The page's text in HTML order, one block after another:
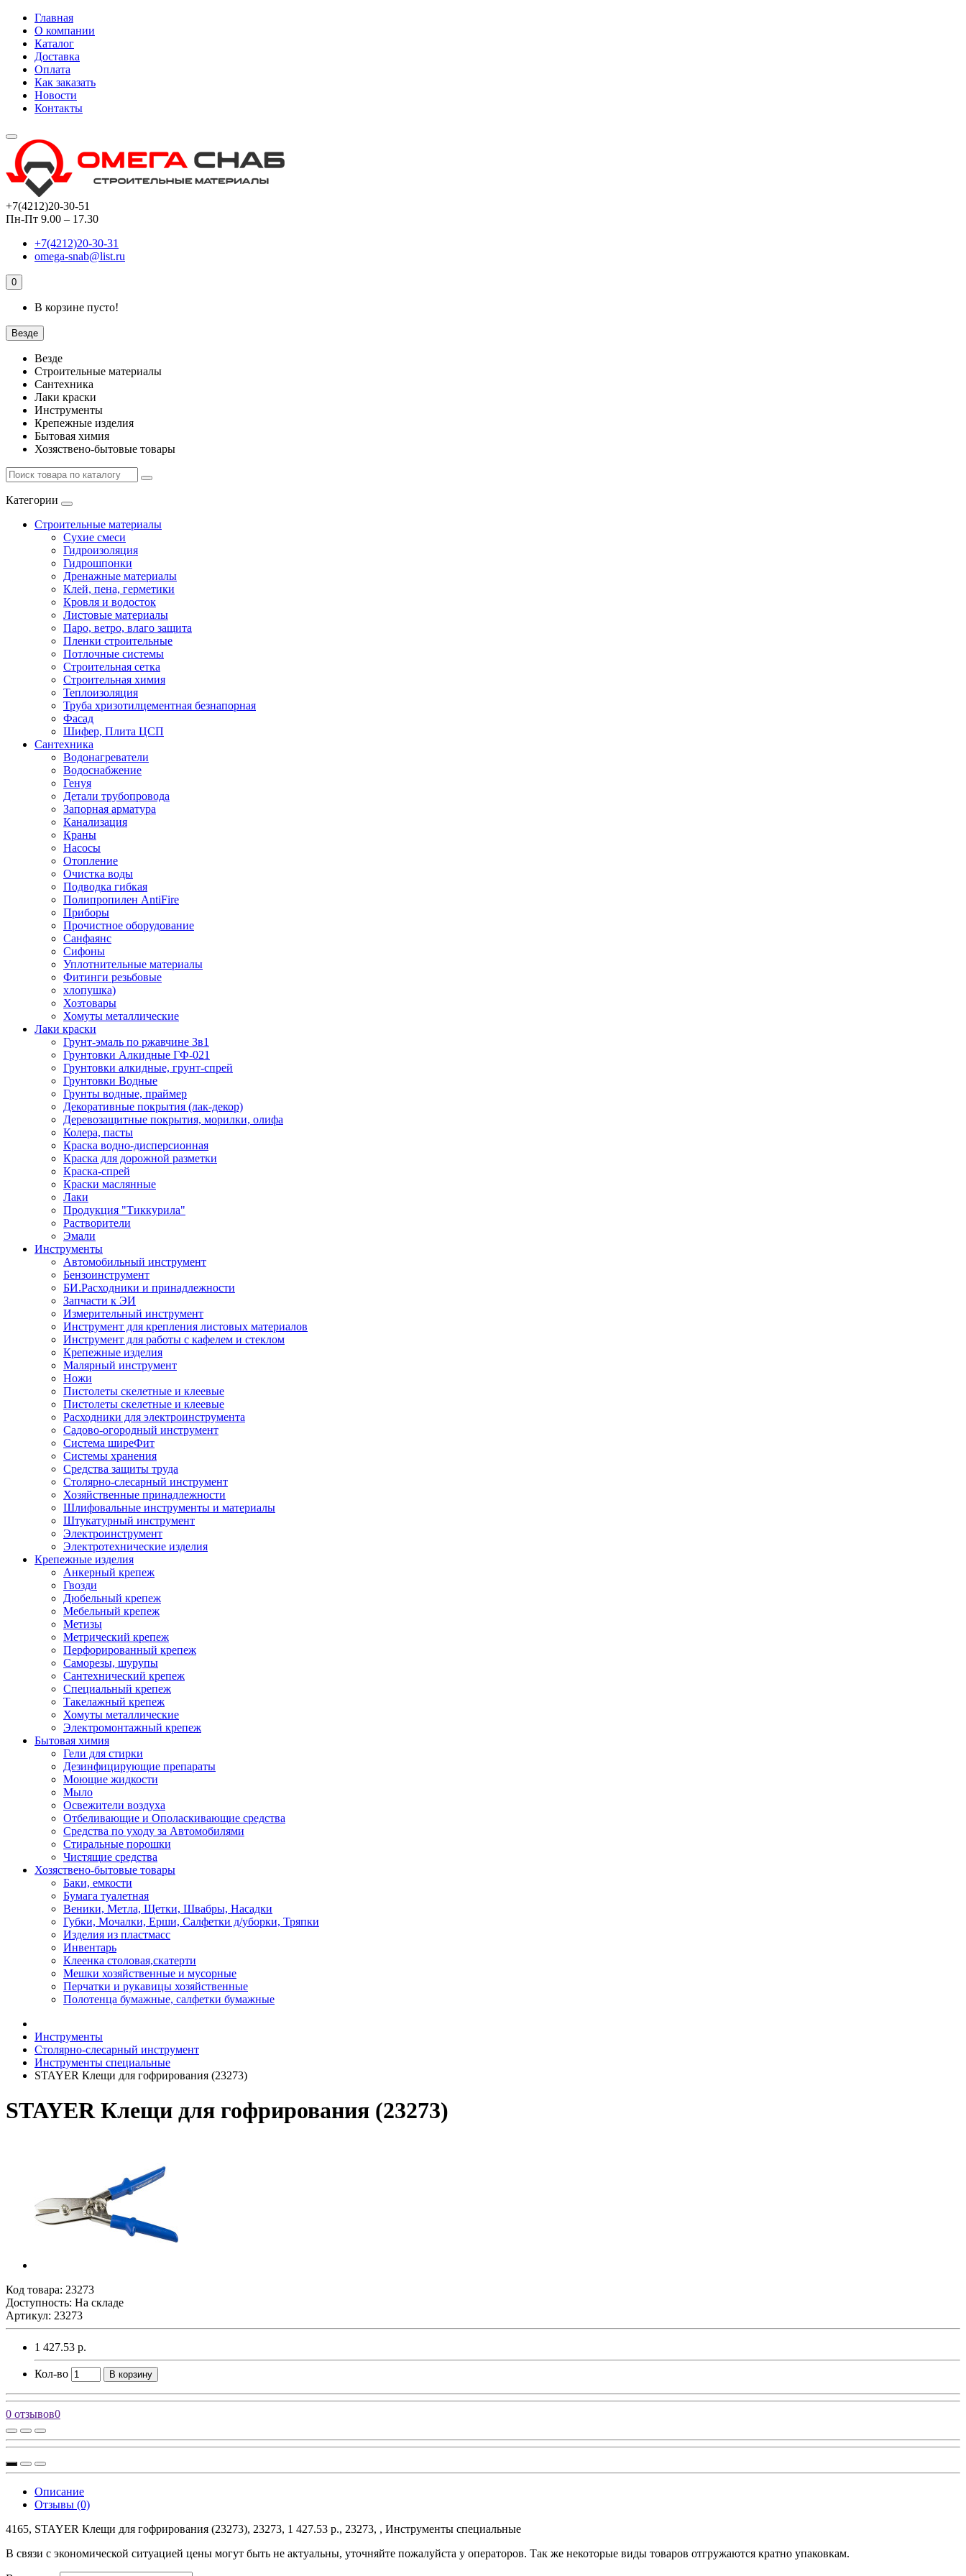
Главная
О компании
Каталог
Доставка
Оплата
Как заказать
Новости
Контакты
+7(4212)20-30-51
Пн-Пт 9.00 – 17.30
+7(4212)20-30-31
omega-snab@list.ru
0
В корзине пусто!
Везде
Везде
Строительные материалы
Сантехника
Лаки краски
Инструменты
Крепежные изделия
Бытовая химия
Хозяствено-бытовые товары
Категории
Строительные материалы
Сухие смеси
Гидроизоляция
Гидрошпонки
Дренажные материалы
Клей, пена, герметики
Кровля и водосток
Листовые материалы
Паро, ветро, влаго защита
Пленки строительные
Потлочные системы
Строительная сетка
Строительная химия
Теплоизоляция
Труба хризотилцементная безнапорная
Фасад
Шифер, Плита ЦСП
Сантехника
Водонагреватели
Водоснабжение
Генуя
Детали трубопровода
Запорная арматура
Канализация
Краны
Насосы
Отопление
Очистка воды
Подводка гибкая
Полипропилен AntiFire
Приборы
Прочистное оборудование
Санфаянс
Сифоны
Уплотнительные материалы
Фитинги резьбовые
хлопушка)
Хозтовары
Хомуты металлические
Лаки краски
Грунт-эмаль по ржавчине 3в1
Грунтовки Алкидные ГФ-021
Грунтовки алкидные, грунт-спрей
Грунтовки Водные
Грунты водные, праймер
Декоративные покрытия (лак-декор)
Деревозащитные покрытия, морилки, олифа
Колера, пасты
Краска водно-дисперсионная
Краска для дорожной разметки
Краска-спрей
Краски маслянные
Лаки
Продукция "Тиккурила"
Растворители
Эмали
Инструменты
Автомобильный инструмент
Бензоинструмент
БИ.Расходники и принадлежности
Запчасти к ЭИ
Измерительный инструмент
Инструмент для крепления листовых материалов
Инструмент для работы с кафелем и стеклом
Крепежные изделия
Малярный инструмент
Ножи
Пистолеты скелетные и клеевые
Пистолеты скелетные и клеевые
Расходники для электроинструмента
Садово-огородный инструмент
Система ширеФит
Системы хранения
Средства защиты труда
Столярно-слесарный инструмент
Хозяйственные принадлежности
Шлифовальные инструменты и материалы
Штукатурный инструмент
Электроинструмент
Электротехнические изделия
Крепежные изделия
Анкерный крепеж
Гвозди
Дюбельный крепеж
Мебельный крепеж
Метизы
Метрический крепеж
Перфорированный крепеж
Саморезы, шурупы
Сантехнический крепеж
Специальный крепеж
Такелажный крепеж
Хомуты металлические
Электромонтажный крепеж
Бытовая химия
Гели для стирки
Дезинфицирующие препараты
Моющие жидкости
Мыло
Освежители воздуха
Отбеливающие и Ополаскивающие средства
Средства по уходу за Автомобилями
Стиральные порошки
Чистящие средства
Хозяствено-бытовые товары
Баки, емкости
Бумага туалетная
Веники, Метла, Щетки, Швабры, Насадки
Губки, Мочалки, Ерши, Салфетки д/уборки, Тряпки
Изделия из пластмасс
Инвентарь
Клеенка столовая,скатерти
Мешки хозяйственные и мусорные
Перчатки и рукавицы хозяйственные
Полотенца бумажные, салфетки бумажные
Инструменты
Столярно-слесарный инструмент
Инструменты специальные
STAYER Клещи для гофрирования (23273)
STAYER Клещи для гофрирования (23273)
Код товара: 23273
Доступность: На складе
Артикул: 23273
1 427.53 р.
Кол-во В корзину
0 отзывов0
Описание
Отзывы (0)
4165, STAYER Клещи для гофрирования (23273), 23273, 1 427.53 р., 23273, , Инструменты специальные
В связи с экономической ситуацией цены могут быть не актуальны, уточняйте пожалуйста у операторов. Так же некоторые виды товаров отгружаются кратно упаковкам.